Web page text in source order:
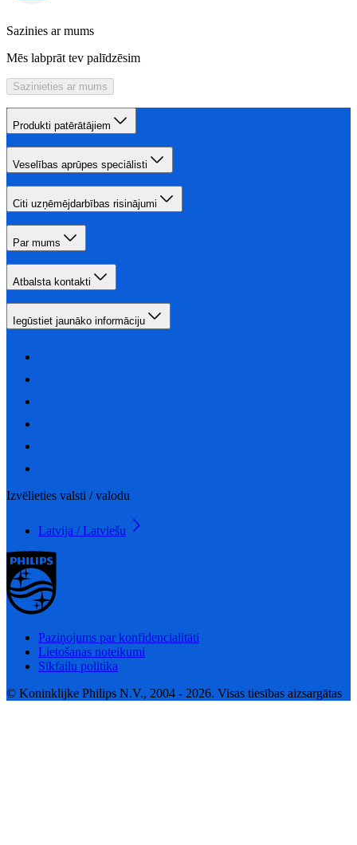
Sazinies ar mums
Mēs labprāt tev palīdzēsim
Sazinieties ar mums
Produkti patērātājiem
Veselības aprūpes speciālisti
Citi uzņēmējdarbības risinājumi
Par mums
Atbalsta kontakti
Iegūstiet jaunāko informāciju
Izvēlieties valsti / valodu
Latvija / Latviešu
Paziņojums par konfidencialitāti
Lietošanas noteikumi
Sīkfailu politika
© Koninklijke Philips N.V., 2004 - 2026. Visas tiesības aizsargātas